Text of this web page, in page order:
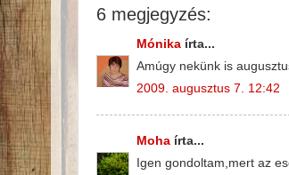
6 megjegyzés:
Mónika írta...
Amúgy nekünk is
2009. augusztus 7. 12:42
Moha írta...
Igen gondoltam,mert az